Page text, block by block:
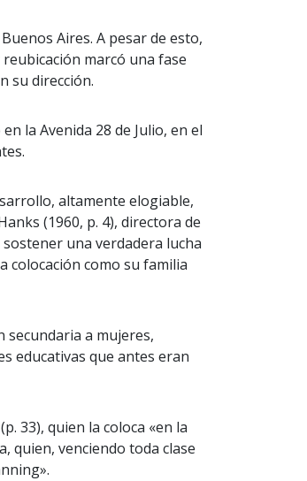
Aires. A pesar de esto,
marcó una fase
su dirección.
la Avenida 28 de Julio, en el
altamente elogiable,
(1960, p. 4), directora de
una verdadera lucha
colocación como su familia
secundaria a mujeres,
educativas que antes eran
33), quien la coloca «en la
quien, venciendo toda clase